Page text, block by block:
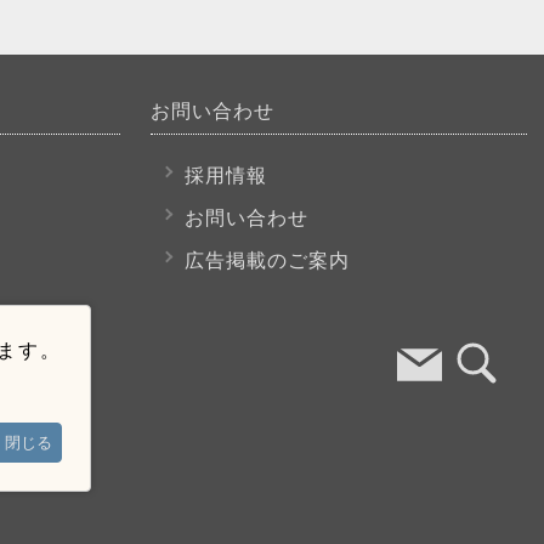
。
閉じる
お問い合わせ
採用情報
お問い合わせ
広告掲載のご案内